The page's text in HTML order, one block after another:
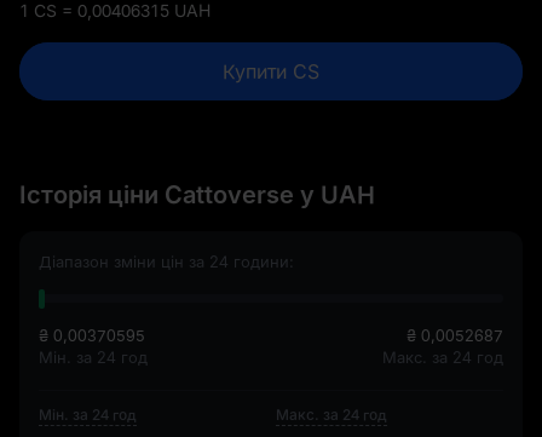
1 CS = 0,00406315 UAH
Купити CS
Історія ціни Cattoverse у UAH
Діапазон зміни цін за 24 години:
₴ 0,00370595
Мін. за 24 год
₴ 0,0052687
Макс. за 24 год
Мін. за 24 год Макс. за 24 год